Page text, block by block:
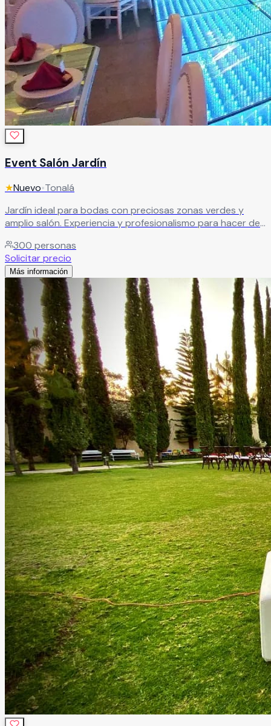
Event Salón Jardín
★Nuevo•Tonalá
Jardín ideal para bodas con preciosas zonas verdes y
amplio salón. Experiencia y profesionalismo para hacer de
todos los invitados.
300 personas
Solicitar precio
Más información